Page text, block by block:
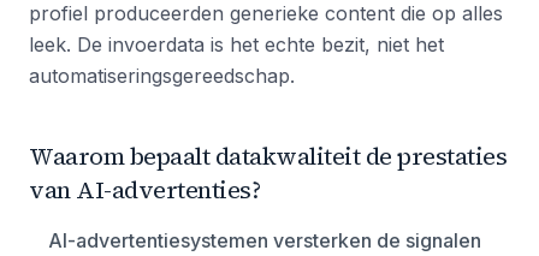
profiel produceerden generieke content die op alles
leek. De invoerdata is het echte bezit, niet het
automatiseringsgereedschap.
Waarom bepaalt datakwaliteit de prestaties
van AI-advertenties?
AI-advertentiesystemen versterken de signalen